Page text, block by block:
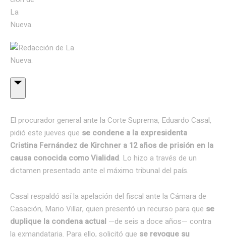
El procurador general ante la Corte Suprema, Eduardo Casal,
pidió este jueves que se condene a la expresidenta
Cristina Fernández de Kirchner a 12 años de prisión en la
causa conocida como Vialidad. Lo hizo a través de un
dictamen presentado ante el máximo tribunal del país.
Casal respaldó así la apelación del fiscal ante la Cámara de
Casación, Mario Villar, quien presentó un recurso para que se
duplique la condena actual —de seis a doce años— contra
la exmandataria. Para ello, solicitó que se revoque su